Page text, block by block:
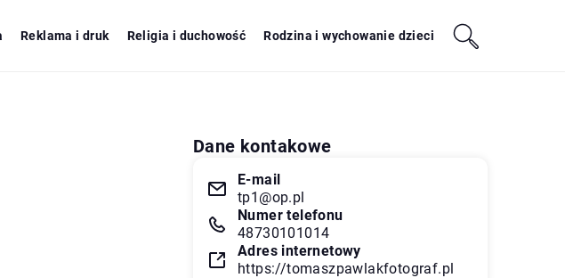
Reklama i druk Religia i duchowość Rodzina i wychowanie dzieci
Dane kontakowe
E-mail
tp1@op.pl
Numer telefonu
48730101014
Adres internetowy
https://tomaszpawlakfotograf.pl